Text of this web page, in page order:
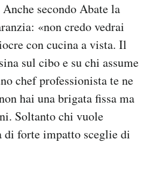
secondo Abate la
«non credo vedrai
con cucina a vista. Il
sul cibo e su chi assume
chef professionista te ne
hai una brigata fissa ma
Soltanto chi vuole
di forte impatto sceglie di